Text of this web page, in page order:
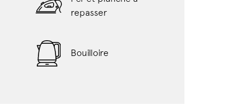
repasser
Bouilloire